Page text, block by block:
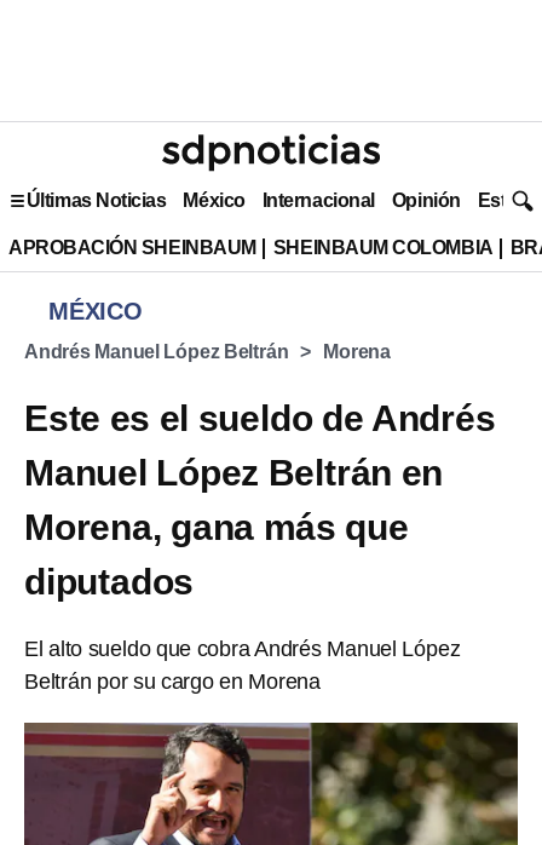
Últimas Noticias México Internacional Opinión Estilo
APROBACIÓN SHEINBAUM SHEINBAUM COLOMBIA
MÉXICO
Andrés Manuel López Beltrán Morena
Este es el sueldo de Andrés
Manuel López Beltrán en
Morena, gana más que
diputados
El alto sueldo que cobra Andrés Manuel López
Beltrán por su cargo en Morena